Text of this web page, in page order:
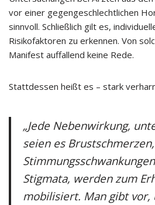
vor einer gegengeschlechtlichen
sinnvoll. Schließlich gilt es,
Risikofaktoren zu erkennen. Von
Manifest auffallend keine Rede.
Stattdessen heißt es – stark
„Jede Nebenwirkung,
seien es Brustschmerzen,
Stigmata, werden zum
mobilisiert. Man gibt vor,